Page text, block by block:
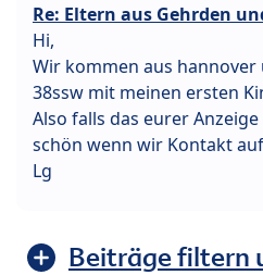
Re: Eltern aus Gehrden
Hi,
Wir kommen aus
38ssw mit meinen ersten
Also falls das eurer
schön wenn wir Kontakt
Lg
Beiträge filtern